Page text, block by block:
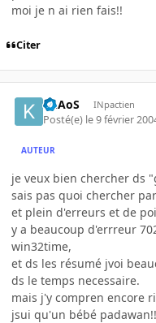
moi je n ai rien fais!!
Citer
KhAoS INpactien
Posté(e) le 9 février
AUTEUR
je veux bien chercher ds
sais pas quoi chercher
et plein d'erreurs et de
y a beaucoup d'errreur
win32time,
et ds les résumé jvoi
ds le temps necessaire.
mais j'y compren encore
jsui qu'un bébé padawan!!